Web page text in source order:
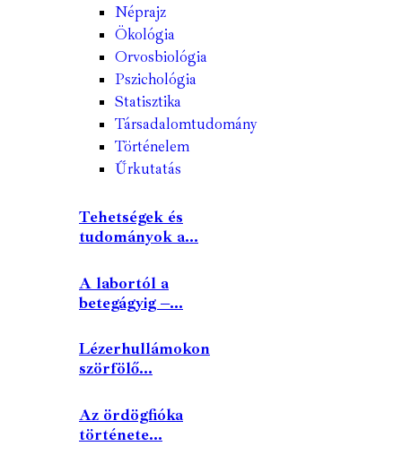
Néprajz
Ökológia
Orvosbiológia
Pszichológia
Statisztika
Társadalomtudomány
Történelem
Űrkutatás
Tehetségek és
tudományok a...
A labortól a
betegágyig –...
Lézerhullámokon
szörfölő...
Az ördögfióka
története...